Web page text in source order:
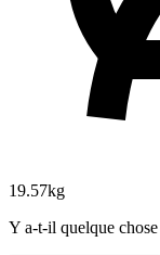
19.57kg
Y a-t-il quelque